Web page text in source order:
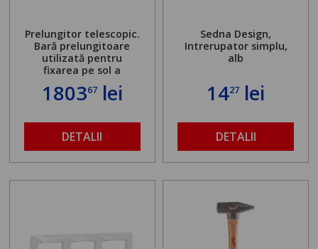
Prelungitor telescopic.
Bară prelungitoare
utilizată pentru
fixarea pe sol a
standului mașinii de
găurit în locul
maximă admisă de 500
kg și înălțime reglabilă
de la 1,8 la 2,9 m
180367lei
DETALII
Sedna Design,
Intrerupator simplu,
alb
1427 lei
DETALII